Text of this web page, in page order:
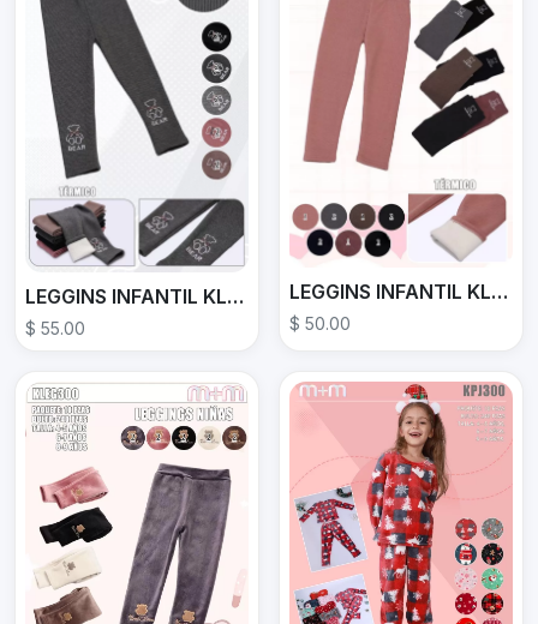
LEGGINS INFANTIL KLEG303
$ 55.00
LEGGINS INFANTIL KLEG305
$ 50.00